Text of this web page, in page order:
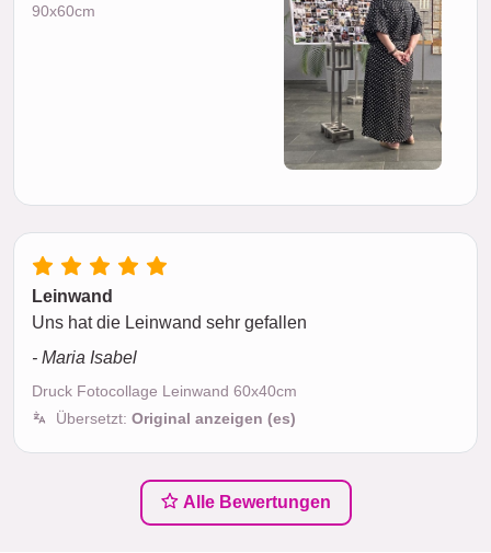
90x60cm
Leinwand
Uns hat die Leinwand sehr gefallen
- Maria Isabel
Druck Fotocollage Leinwand 60x40cm
Übersetzt: Original anzeigen (es)
Alle Bewertungen